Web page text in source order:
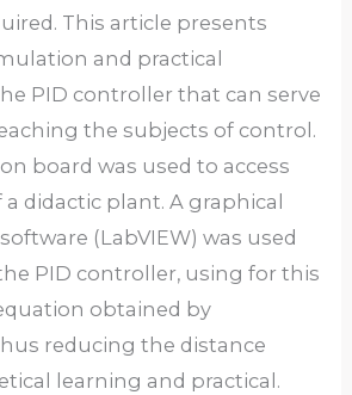
This article presents
and practical
PID controller that can serve
the subjects of control.
board was used to access
didactic plant. A graphical
(LabVIEW) was used
PID controller, using for this
obtained by
reducing the distance
learning and practical.